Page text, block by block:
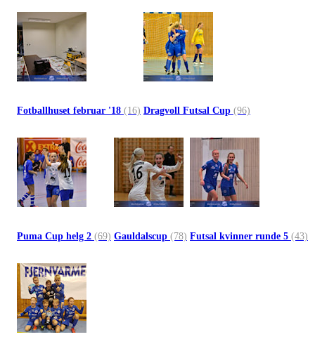
Fotballhuset februar '18 (16) Dragvoll Futsal Cup (96)
Puma Cup helg 2 (69) Gauldalscup (78) Futsal kvinner runde 5 (43)